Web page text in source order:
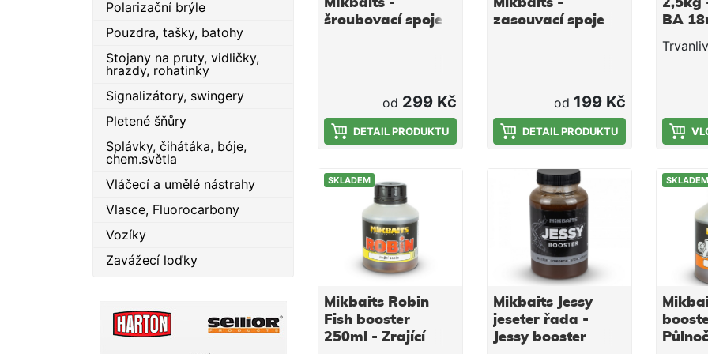
Polarizační brýle
Pouzdra, tašky, batohy
Stojany na pruty, vidličky,
hrazdy, rohatinky
Signalizátory, swingery
Pletené šňůry
Splávky, čihátáka, bóje,
chem.světla
Vláčecí a umělé nástrahy
Vlasce, Fluorocarbony
Vozíky
Zavážecí loďky
Jehly Mikbaits jsou z
kvalitního materiálu a
takže se s nimi velmi
dobře pracuje.
tvarovanou rukojeť,
takže se s nimi velmi
dobře
MIkbaits -
šroubovací spoje
od 299 Kč
DETAIL PRODUKTU
Mikbaits -
zasouvací spoje
od 199 Kč
DETAIL PRODUKTU
2,5kg
BA
SKLADEM
Mikbaits Robin
Fish booster
250ml - Zrající
Mikbaits Jessy
jeseter řada -
Jessy booster
SKLADEM